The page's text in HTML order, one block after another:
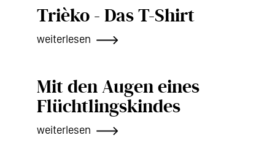
Trièko - Das T-Shirt
weiterlesen
Mit den Augen eines
Flüchtlingskindes
weiterlesen